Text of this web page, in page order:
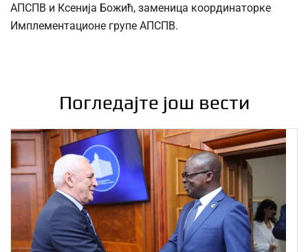
АПСПВ и Ксенија Божић, заменица координаторке
Имплементационе групе АПСПВ.
Погледајте још вести